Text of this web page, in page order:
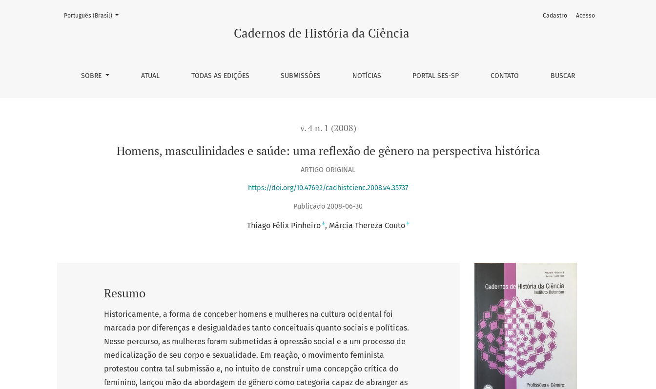
Homens, masculinidades e saúde: uma reflexão de gênero na perspectiva histórica
Cadernos de História da Ciência
SOBRE ATUAL TODAS AS EDIÇÕES SUBMISSÕES NOTÍCIAS PORTAL SES-SP CONTATO BUSCAR
Cadastro Acesso
Mudar o idioma. O atual é:
Português (Brasil)
v. 4 n. 1 (2008)
Homens, masculinidades e saúde: uma reflexão de gênero na perspectiva histórica
ARTIGO ORIGINAL
https://doi.org/10.47692/cadhistcienc.2008.v4.35737
Publicado 2008-06-30
Thiago Félix Pinheiro+ Márcia Thereza Couto+
Resumo
Historicamente, a forma de conceber homens e mulheres na cultura ocidental foi
marcada por diferenças e desigualdades tanto conceituais quanto sociais e políticas.
Nesse percurso, as mulheres foram submetidas à opressão social e a um processo de
medicalização de seu corpo e sexualidade. Em reação, o movimento feminista
protestou contra tal submissão e, no intuito de construir uma concepção crítica do
feminino, lançou mão da abordagem de gênero como categoria capaz de abranger as